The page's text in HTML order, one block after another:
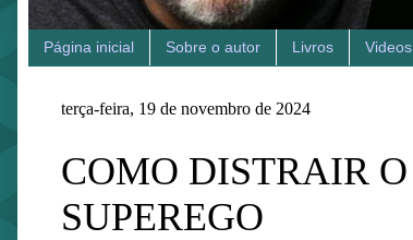
Página inicial Sobre o autor Livros Videos
terça-feira, 19 de novembro de 2024
COMO DISTRAIR O
SUPEREGO